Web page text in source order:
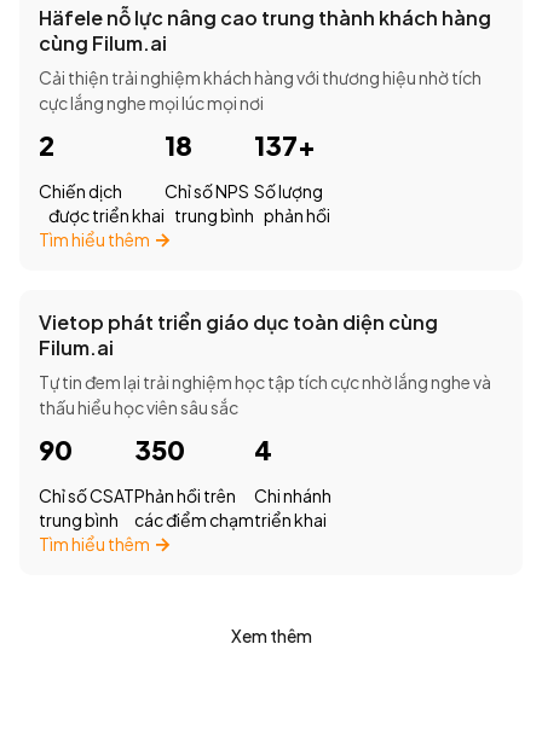
Häfele nỗ lực nâng cao trung thành khách hàng
cùng Filum.ai
Cải thiện trải nghiệm khách hàng với thương hiệu nhờ tích
cực lắng nghe mọi lúc mọi nơi
2
Chiến dịch
được triển khai
18
Chỉ số NPS
trung bình
137+
Số lượng
phản hồi
Tìm hiểu thêm
Vietop phát triển giáo dục toàn diện cùng
Filum.ai
Tự tin đem lại trải nghiệm học tập tích cực nhờ lắng nghe và
thấu hiểu học viên sâu sắc
90
Chỉ số CSAT
trung bình
350
Phản hồi trên
các điểm chạm
4
Chi nhánh
triển khai
Tìm hiểu thêm
Xem thêm